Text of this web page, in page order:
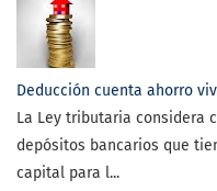
Deducción cuenta ahorro
La Ley tributaria considera
depósitos bancarios que
capital para l...